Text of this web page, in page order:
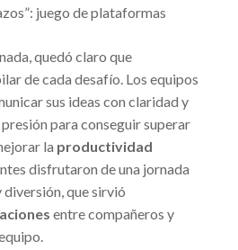
juego de plataformas
quedó claro que
de cada desafío. Los equipos
sus ideas con claridad y
para conseguir superar
la productividad
disfrutaron de una jornada
diversión, que sirvió
entre compañeros y